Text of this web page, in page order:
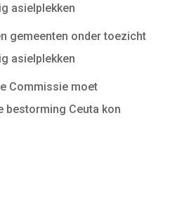
asielplekken
gemeenten onder toezicht
asielplekken
Commissie moet
bestorming Ceuta kon